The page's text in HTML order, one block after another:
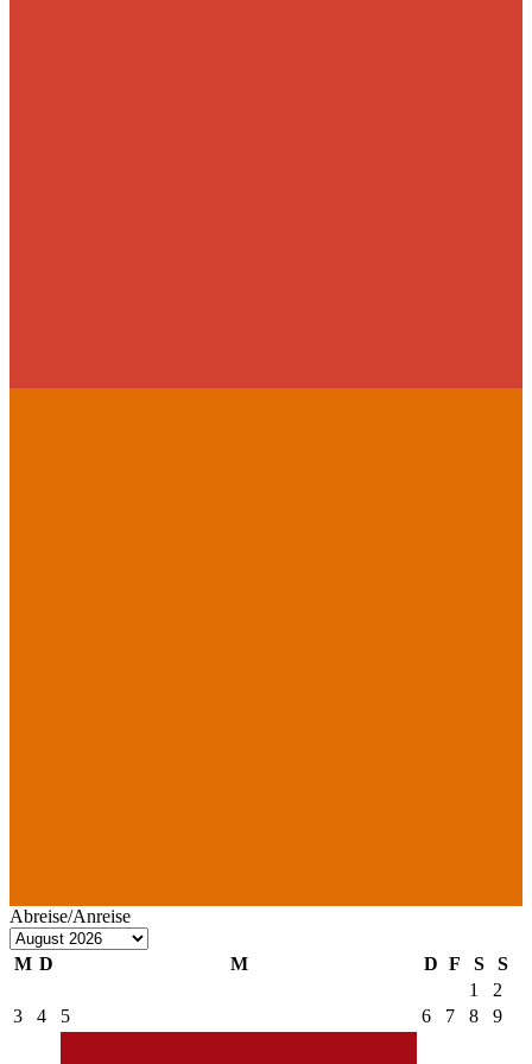
Abreise/Anreise
M D M D F S
S
1
2
3
4 5 6 7 8 9